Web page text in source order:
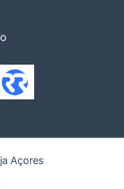
Açores